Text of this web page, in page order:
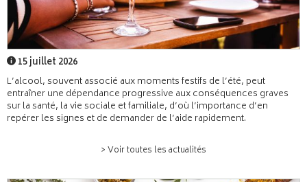
15 juillet 2026
L’alcool, souvent associé aux moments festifs de l’été, peut
entraîner une dépendance progressive aux conséquences graves
sur la santé, la vie sociale et familiale, d’où l’importance d’en
repérer les signes et de demander de l’aide rapidement.
> Voir toutes les actualités